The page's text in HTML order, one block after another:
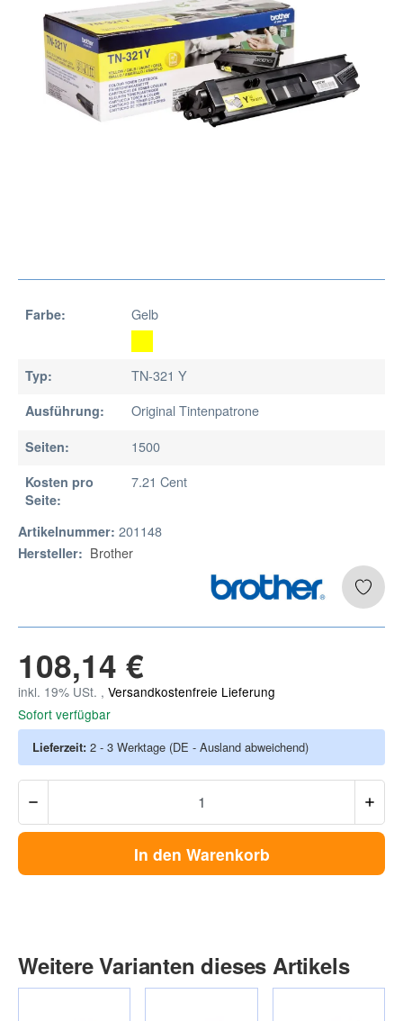
Farbe: Gelb
Typ: TN-321 Y
Ausführung: Original Tintenpatrone
Seiten: 1500
Kosten pro
Seite:
7.21 Cent
Artikelnummer: 201148
Hersteller: Brother
108,14 €
inkl. 19% USt. , Versandkostenfreie Lieferung
Sofort verfügbar
Lieferzeit: 2 - 3 Werktage (DE - Ausland abweichend)
In den Warenkorb
Weitere Varianten dieses Artikels